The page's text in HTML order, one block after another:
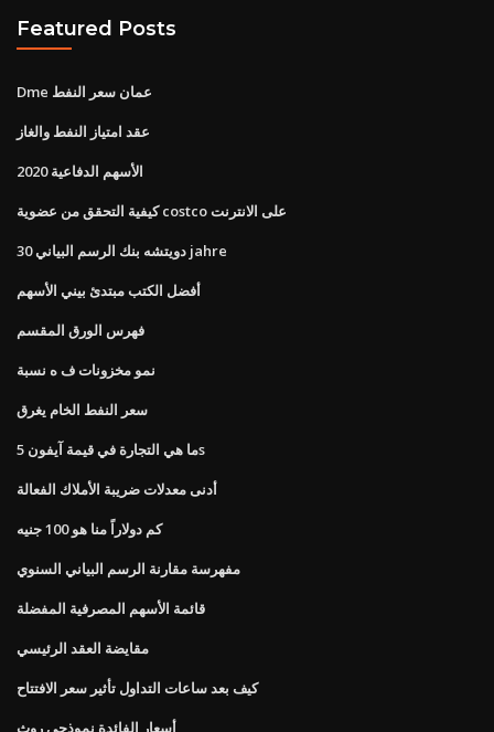
Featured Posts
Dme عمان سعر النفط
عقد امتياز النفط والغاز
الأسهم الدفاعية 2020
كيفية التحقق من عضوية costco على الانترنت
دويتشه بنك الرسم البياني 30 jahre
أفضل الكتب مبتدئ بيني الأسهم
فهرس الورق المقسم
نمو مخزونات ف ه نسبة
سعر النفط الخام يغرق
ما هي التجارة في قيمة آيفون 5s
أدنى معدلات ضريبة الأملاك الفعالة
كم دولاراً منا هو 100 جنيه
مفهرسة مقارنة الرسم البياني السنوي
قائمة الأسهم المصرفية المفضلة
مقايضة العقد الرئيسي
كيف بعد ساعات التداول تأثير سعر الافتتاح
أسعار الفائدة نموذجي روث